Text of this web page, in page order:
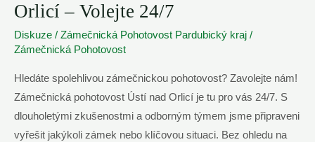
Orlicí – Volejte 24/7
Diskuze / Zámečnická Pohotovost Pardubický kraj /
Zámečnická Pohotovost
Hledáte spolehlivou zámečnickou pohotovost? Zavolejte nám!
Zámečnická pohotovost Ústí nad Orlicí je tu pro vás 24/7. S
dlouholetými zkušenostmi a odborným týmem jsme připraveni
vyřešit jakýkoli zámek nebo klíčovou situaci. Bez ohledu na